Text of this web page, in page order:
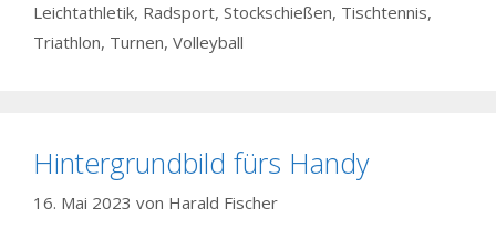
Leichtathletik, Radsport, Stockschießen, Tischtennis,
Triathlon, Turnen, Volleyball
Hintergrundbild fürs Handy
16. Mai 2023 von Harald Fischer